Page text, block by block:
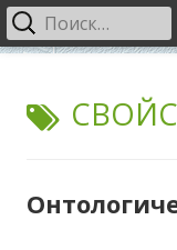
содержимому
Основное
МЕТКА: